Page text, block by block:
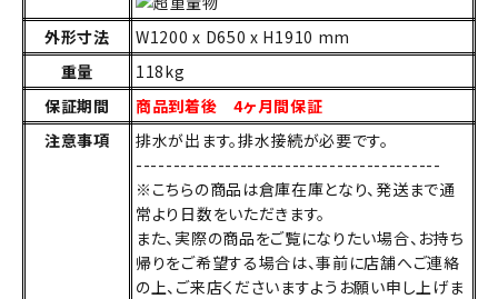
外形寸法
W1200 x D650 x H1910 mm
重量
118kg
保証期間
商品到着後 4ヶ月間保証
注意事項
排水が出ます。排水接続が必要です。
-----------------------------------------
※こちらの商品は倉庫在庫となり、発送まで通
常より日数をいただきます。
また、実際の商品をご覧になりたい場合、お持ち
帰りをご希望する場合は、事前に店舗へご連絡
の上、ご来店くださいますようお願い申し上げま